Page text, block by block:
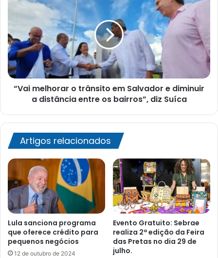
melhorar
em
Salvador
e
diminuir
a
distância
Suíca
“Vai melhorar o trânsito em Salvador e diminuir
a distância entre os bairros”, diz Suíca
Artigos relacionados
Lula sanciona programa
que oferece crédito para
pequenos negócios
12 de outubro de 2024
Evento Gratuito: Sebrae
realiza 2ª edição da Feira
das Pretas no dia 29 de
julho.